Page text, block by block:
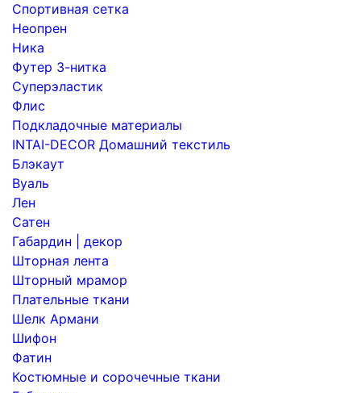
Спортивная сетка
Неопрен
Ника
Футер 3-нитка
Суперэластик
Флис
Подкладочные материалы
INTAI-DECOR Домашний текстиль
Блэкаут
Вуаль
Лен
Сатен
Габардин | декор
Шторная лента
Шторный мрамор
Плательные ткани
Шелк Армани
Шифон
Фатин
Костюмные и сорочечные ткани